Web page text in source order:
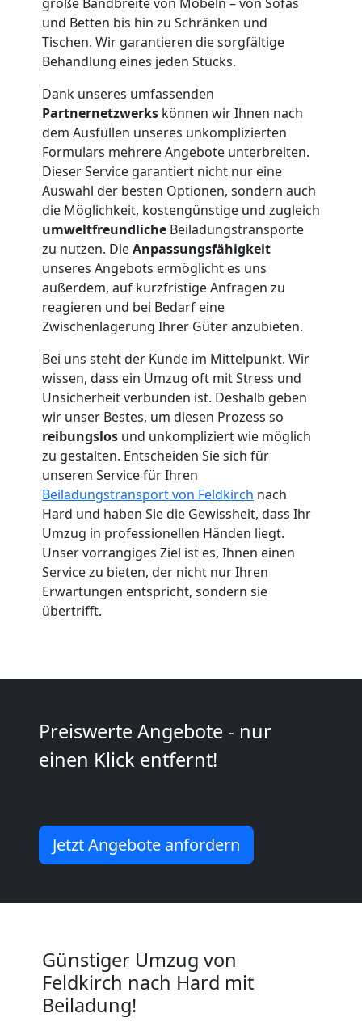
und Betten bis hin zu Schränken und
Tischen. Wir garantieren die sorgfältige
Behandlung eines jeden Stücks.
Dank unseres umfassenden
Partnernetzwerks können wir Ihnen nach
dem Ausfüllen unseres unkomplizierten
Formulars mehrere Angebote unterbreiten.
Dieser Service garantiert nicht nur eine
Auswahl der besten Optionen, sondern auch
die Möglichkeit, kostengünstige und zugleich
umweltfreundliche Beiladungstransporte
zu nutzen. DieAnpassungsfähigkeit
unseres Angebots ermöglicht es uns
außerdem, auf kurzfristige Anfragen zu
reagieren und bei Bedarf eine
Zwischenlagerung Ihrer Güter anzubieten.
Bei uns steht der Kunde im Mittelpunkt. Wir
wissen, dass ein Umzug oft mit Stress und
Unsicherheit verbunden ist. Deshalb geben
wir unser Bestes, um diesen Prozess so
reibungslos und unkompliziert wie möglich
zu gestalten. Entscheiden Sie sich für
unseren Service für Ihren
Beiladungstransport von Feldkirch nach
Hard und haben Sie die Gewissheit, dass Ihr
Umzug in professionellen Händen liegt.
Unser vorrangiges Ziel ist es, Ihnen einen
Service zu bieten, der nicht nur Ihren
Erwartungen entspricht, sondern sie
übertrifft.
Preiswerte Angebote - nur
einen Klick entfernt!
Jetzt Angebote anfordern
Günstiger Umzug von
Feldkirch nach Hard mit
Beiladung!
Möbelmontage
Feldkirch
Möbeltransport
Feldkirch
Beiladung
Feldkirch
Mini
Umzug
Feldkirch
Umzug
Mann
Feldkirch
Kunsttransport
Umzug
Mann